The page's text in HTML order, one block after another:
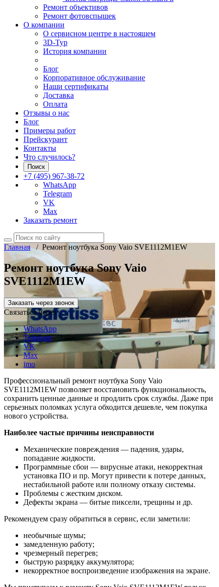
Ремонт объективов
Ремонт фотовспышек
О компании
О сервисном центре в настоящем
3D-Тур
История компании
Блог
Корпоративное обслуживание
Наши сертификаты
Доставка
Оплата
Отзывы о нас
Блог
Примеры работ
Прейскурант
Контакты
Что случилось?
Поиск
+7 (495) 967-38-72
WhatsApp
Telegram
VK
Max
Заказать ремонт
Главная/ Ремонт ноутбука Sony Vaio SVE1112M1EW
Ремонт ноутбука Sony Vaio
SVE1112M1EW
Заказать через звонок
Связаться через
WhatsApp
Telegram
VK
Max
imo
Профессиональный ремонт ноутбука Sony Vaio
SVE1112M1EW позволяет восстановить функциональность,
сохранить ценные данные и продлить срок службы. Даже при
серьезных поломках услуга обходится дешевле, чем покупка
нового устройства.
Наиболее частые причины неисправности
Механические повреждения — падения, удары,
попадание жидкости.
Программные сбои — вирусные атаки, некорректная
установка ПО и пр. Могут привести к потере данных,
нестабильной работе или полному отказу системы.
Проблемы с жестким диском.
Дефекты экрана — битые пиксели, трещины и др.
Рекомендуем сразу обратиться в сервис, если заметили:
необычные шумы;
замедленную работу;
чрезмерный перегрев;
быструю разрядку аккумулятора;
некорректное воспроизведение изображения на экране.